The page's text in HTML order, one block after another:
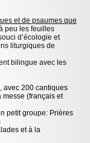
et de psaumes que
peu les feuilles
d’écologie et
liturgiques de
bilingue avec les
avec 200 cantiques
messe (français et
petit groupe: Prières
et à la